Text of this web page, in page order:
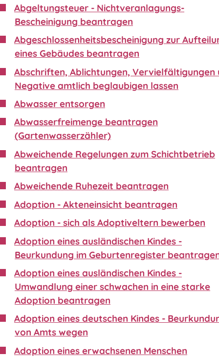
Abgeltungsteuer - Nichtveranlagungs-
Bescheinigung beantragen
Abgeschlossenheitsbescheinigung zur
eines Gebäudes beantragen
Abschriften, Ablichtungen, Vervielfältigungen
Negative amtlich beglaubigen lassen
Abwasser entsorgen
Abwasserfreimenge beantragen
(Gartenwasserzähler)
Abweichende Regelungen zum Schichtbetrieb
beantragen
Abweichende Ruhezeit beantragen
Adoption - Akteneinsicht beantragen
Adoption - sich als Adoptiveltern bewerben
Adoption eines ausländischen Kindes -
Beurkundung im Geburtenregister
Adoption eines ausländischen Kindes -
Umwandlung einer schwachen in eine starke
Adoption beantragen
Adoption eines deutschen Kindes -
von Amts wegen
Adoption eines erwachsenen Menschen